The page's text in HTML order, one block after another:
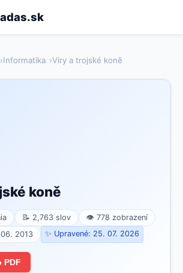
Informatika Viry a trojské koně
koně
📝 2,763 slov
👁 778 zobrazení
06. 2013
✨ Upravené: 25. 07. 2026
PDF